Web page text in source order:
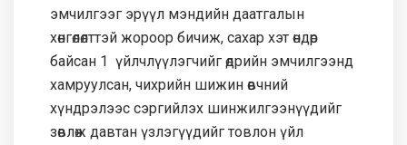
эмчилгээг эрүүл мэндийн даатгалын
хөнгөлөлттэй жороор бичиж, сахар хэт өндөр
байсан 1 үйлчлүүлэгчийг өдрийн эмчилгээнд
хамруулсан, чихрийн шижин өвчний
хүндрэлээс сэргийлэх шинжилгээнүүдийг
зөвлөж давтан үзлэгүүдийг товлон үйл